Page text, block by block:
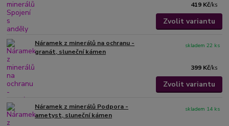
419 Kč/ks
Zvolit variantu
Náramek z minerálů na ochranu -
granát, sluneční kámen
399 Kč/ks
skladem 22 ks
Zvolit variantu
Náramek z minerálů Podpora -
ametyst, sluneční kámen
skladem 14 ks